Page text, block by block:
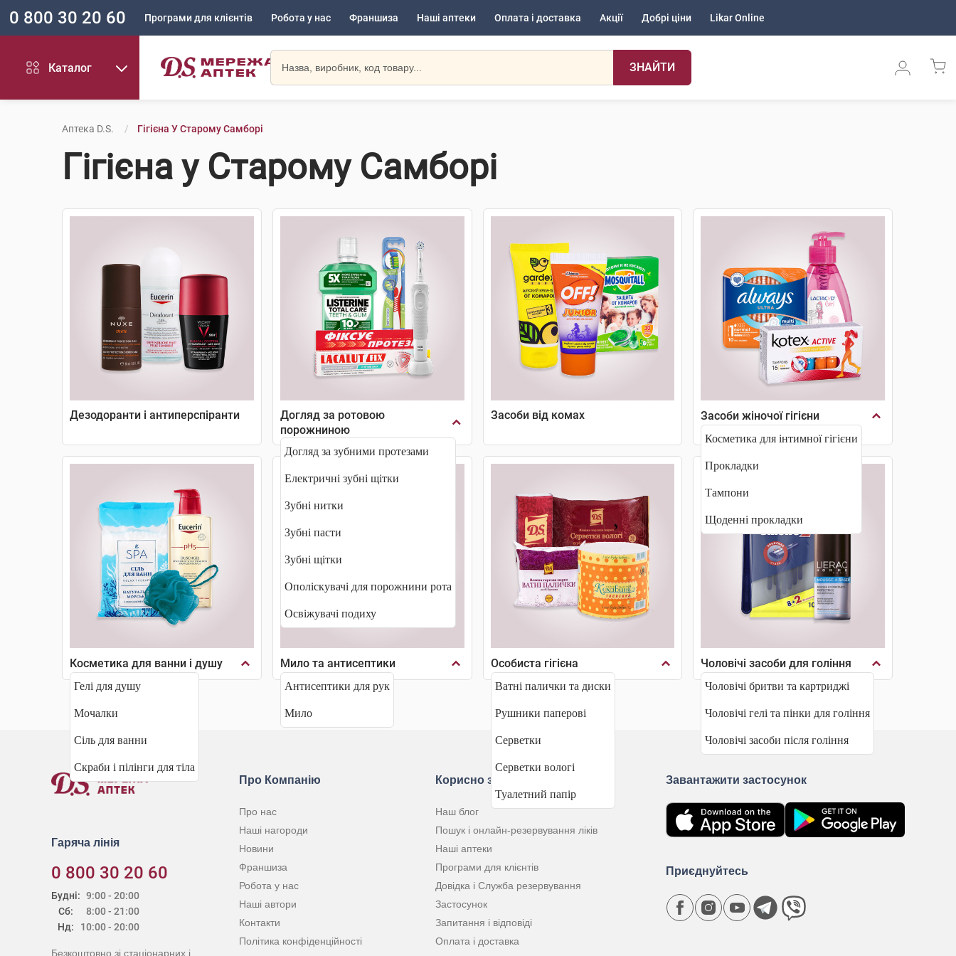
0 800 30 20 60 Програми для клієнтів Робота у нас Франшиза Наші аптеки Оплата і доставка Акції Добрі ціни Likar Online
Каталог ЗНАЙТИ
Аптека D.S. Гігієна У Старому Самборі
Гігієна у Старому Самборі
Дезодоранти і антиперспіранти
Догляд за ротовою
порожниною
Догляд за зубними протезами
Електричні зубні щітки
Зубні нитки
Зубні пасти
Зубні щітки
Ополіскувачі для порожнини рота
Освіжувачі подиху
Засоби від комах Засоби жіночої гігієни
Косметика для інтимної гігієни
Прокладки
Тампони
Щоденні прокладки
Косметика для ванни і душу
Гелі для душу
Мочалки
Сіль для ванни
Скраби і пілінги для тіла
Мило та антисептики
Антисептики для рук
Мило
Особиста гігієна
Ватні палички та диски
Рушники паперові
Серветки
Серветки вологі
Туалетний папір
Чоловічі засоби для гоління
Чоловічі бритви та картриджі
Чоловічі гелі та пінки для гоління
Чоловічі засоби після гоління
Гаряча лінія
0 800 30 20 60
Будні:
Сб:
Нд:
9:00 - 20:00
8:00 - 21:00
10:00 - 20:00
Безкоштовно зі стаціонарних і
Про Компанію
Про нас
Наші нагороди
Новини
Франшиза
Робота у нас
Наші автори
Контакти
Політика конфіденційності
Корисно знати
Наш блог
Пошук і онлайн-резервування ліків
Наші аптеки
Програми для клієнтів
Довідка і Служба резервування
Застосунок
Запитання і відповіді
Оплата і доставка
Завантажити застосунок
Приєднуйтесь